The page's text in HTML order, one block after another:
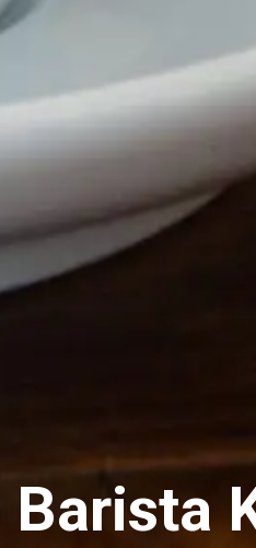
Barista